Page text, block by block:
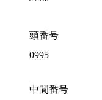
頭番号
0995
中間番号